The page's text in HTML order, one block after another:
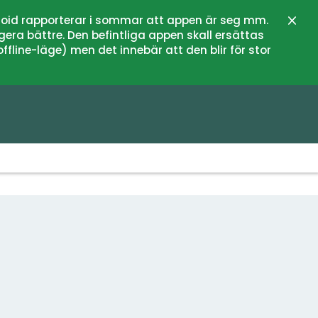
rapporterar i sommar att appen är seg mm.
bättre. Den befintliga appen skall ersättas
läge) men det innebär att den blir för stor